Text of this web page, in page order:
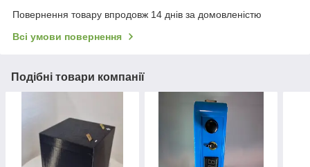
Повернення товару впродовж 14 днів за домовленістю
Всі умови повернення
Подібні товари компанії